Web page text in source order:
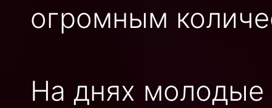
огромным
На днях молодые